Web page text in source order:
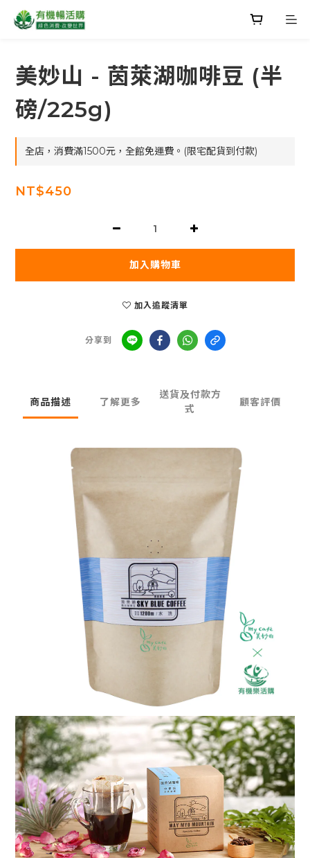
美妙山 - 茵萊湖咖啡豆 (半
磅/225g)
全店，消費滿1500元，全館免運費。(限宅配貨到付款)
NT$450
加入購物車
加入追蹤清單
分享到
商品描述 了解更多
送貨及付款方
式
顧客評價